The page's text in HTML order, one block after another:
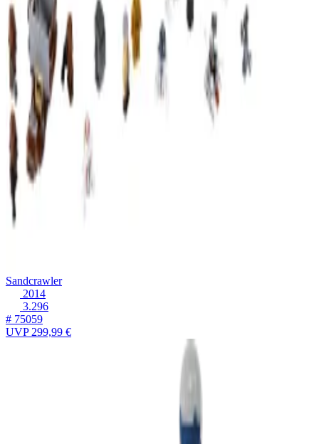
Sandcrawler
2014
3.296
# 75059
UVP299,99 €